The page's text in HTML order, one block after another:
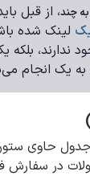
چند، از قبل
لینک شده
ندارند،
یک انجام
جدول حاوی
در سفارش